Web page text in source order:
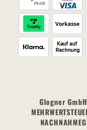
Glogner GmbH